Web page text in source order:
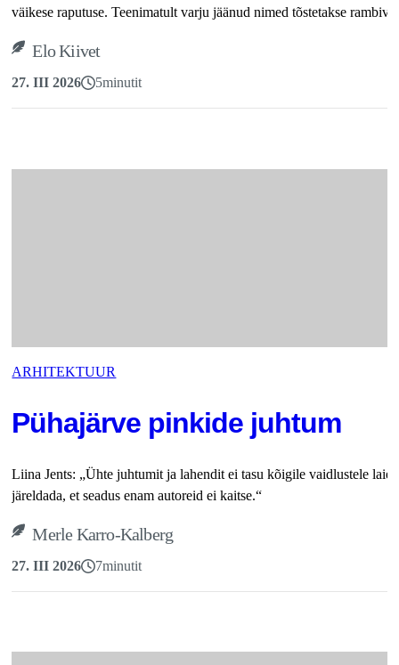
väikese raputuse. Teenimatult varju jäänud nimed tõstetakse
Elo Kiivet
27. III 2026 5minutit
ARHITEKTUUR
Pühajärve pinkide juhtum
Liina Jents: „Ühte juhtumit ja lahendit ei tasu kõigile vaidlustele
järeldada, et seadus enam autoreid ei kaitse.“
Merle Karro-Kalberg
27. III 2026 7minutit